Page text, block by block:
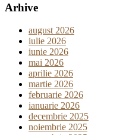
Arhive
august 2026
iulie 2026
iunie 2026
mai 2026
aprilie 2026
martie 2026
februarie 2026
ianuarie 2026
decembrie 2025
noiembrie 2025